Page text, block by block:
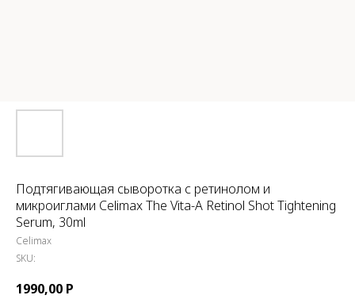
Подтягивающая сыворотка с ретинолом и
микроиглами Celimax The Vita-A Retinol Shot Tightening
Serum, 30ml
Celimax
SKU:
1990,00 Р